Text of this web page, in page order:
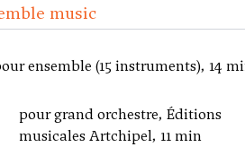
music
ensemble (15 instruments), 14
pour grand orchestre, Éditions
musicales Artchipel, 11 min